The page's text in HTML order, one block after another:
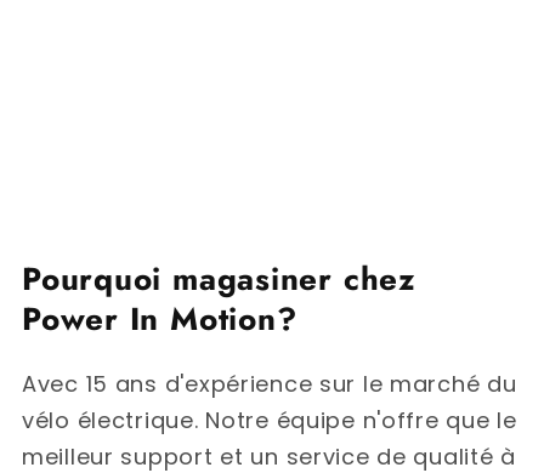
Pourquoi magasiner chez
Power In Motion?
Avec 15 ans d'expérience sur le marché du
vélo électrique. Notre équipe n'offre que le
meilleur support et un service de qualité à